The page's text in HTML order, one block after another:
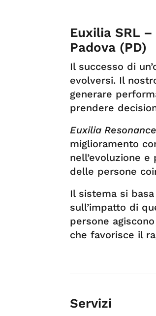
Euxilia SRL
Padova (PD)
Il successo di
evolversi. Il
generare
prendere
Euxilia
miglioramento
nell’evoluzione
delle persone
Il sistema si
sull’impatto di
persone
che favorisce il
Servizi